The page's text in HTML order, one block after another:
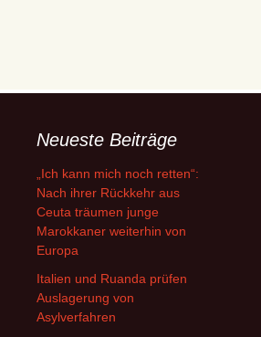
Neueste Beiträge
„Ich kann mich noch retten“:
Nach ihrer Rückkehr aus
Ceuta träumen junge
Marokkaner weiterhin von
Europa
Italien und Ruanda prüfen
Auslagerung von
Asylverfahren